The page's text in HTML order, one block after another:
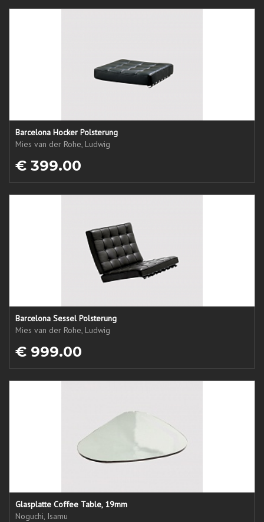
Barcelona Hocker Polsterung
Mies van der Rohe, Ludwig
€ 399.00
Barcelona Sessel Polsterung
Mies van der Rohe, Ludwig
€ 999.00
Glasplatte Coffee Table, 19mm
Noguchi, Isamu